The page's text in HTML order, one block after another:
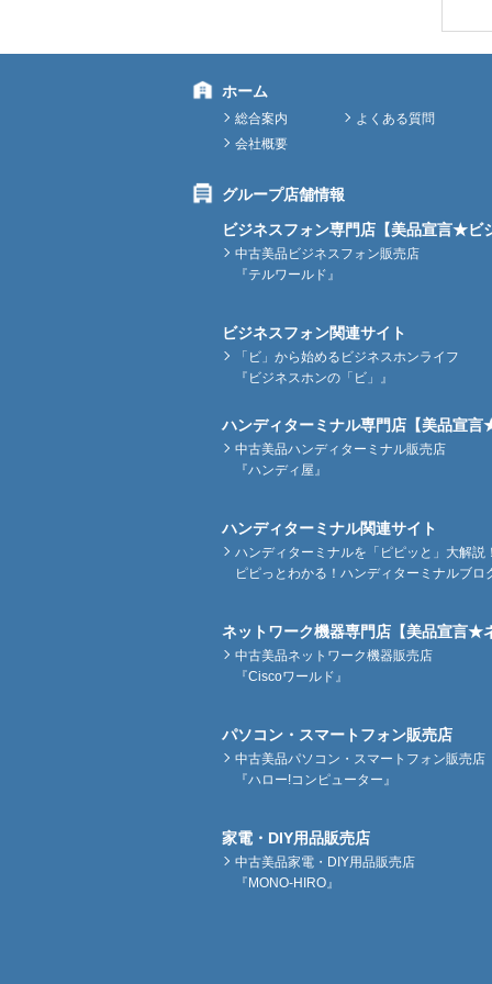
ホーム
総合案内
会社概要
よくある質問
グループ店舗情報
ビジネスフォン専門店【美品宣言★ビ
中古美品ビジネスフォン販売店
『テルワールド』
ビジネスフォン関連サイト
「ビ」から始めるビジネスホンライフ
『ビジネスホンの「ビ」』
ハンディターミナル専門店【美品宣
中古美品ハンディターミナル販売店
『ハンディ屋』
ハンディターミナル関連サイト
ハンディターミナルを「ピピッと」大解説
ピピっとわかる！ハンディターミナルブロ
ネットワーク機器専門店【美品宣言★
中古美品ネットワーク機器販売店
『Ciscoワールド』
パソコン・スマートフォン販売店
中古美品パソコン・スマートフォン販売店
『ハロー!コンピューター』
家電・DIY用品販売店
中古美品家電・DIY用品販売店
『MONO-HIRO』